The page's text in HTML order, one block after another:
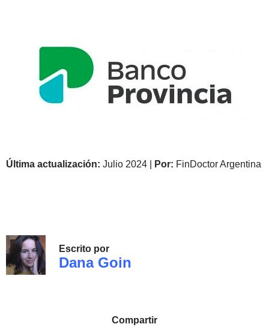
Última actualización: Julio 2024 | Por: FinDoctor Argentina
Escrito por
Dana Goin
Compartir